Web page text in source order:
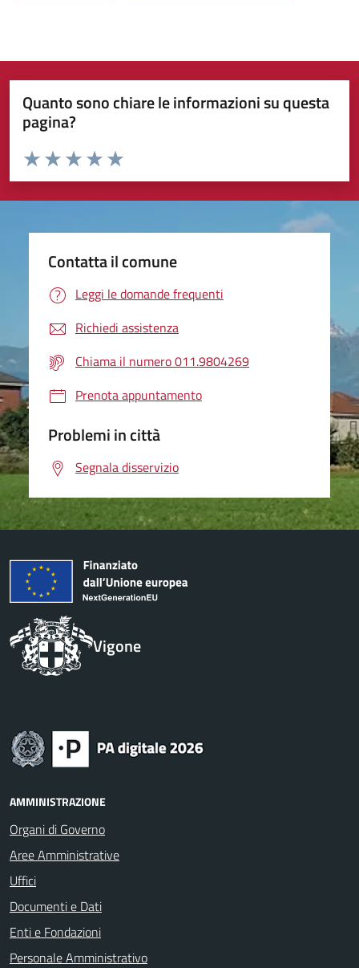
Quanto sono chiare le informazioni su questa
pagina?
Valuta da 1 a 5 stelle la pagina
Valuta 5 stelle su 5
Valuta 4 stelle su 5
Valuta 3 stelle su 5
Valuta 2 stelle su 5
Valuta 1 stelle su 5
Contatta il comune
Leggi le domande frequenti
Richiedi assistenza
Chiama il numero 011.9804269
Prenota appuntamento
Problemi in città
Segnala disservizio
Vigone
AMMINISTRAZIONE
Organi di Governo
Aree Amministrative
Uffici
Documenti e Dati
Enti e Fondazioni
Personale Amministrativo